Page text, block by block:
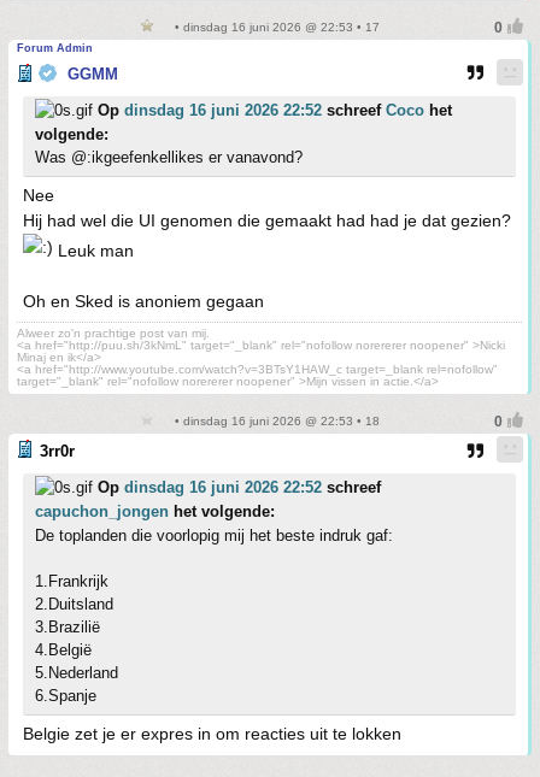
• dinsdag 16 juni 2026 @ 22:53 • 17
Forum Admin
GGMM
Op dinsdag 16 juni 2026 22:52 schreef Coco het
volgende:
Was @:ikgeefenkellikes er vanavond?
Nee
Hij had wel die UI genomen die gemaakt had had je dat gezien?
Leuk man
Oh en Sked is anoniem gegaan
Alweer zo'n prachtige post van mij.
<a href="http://puu.sh/3kNmL" target="_blank" rel="nofollow norererer noopener" >Nicki
Minaj en ik</a>
<a href="http://www.youtube.com/watch?v=3BTsY1HAW_c target=_blank rel=nofollow"
target="_blank" rel="nofollow norererer noopener" >Mijn vissen in actie.</a>
• dinsdag 16 juni 2026 @ 22:53 • 18
3rr0r
Op dinsdag 16 juni 2026 22:52 schreef
capuchon_jongen het volgende:
De toplanden die voorlopig mij het beste indruk gaf:
1.Frankrijk
2.Duitsland
3.Brazilië
4.België
5.Nederland
6.Spanje
Belgie zet je er expres in om reacties uit te lokken